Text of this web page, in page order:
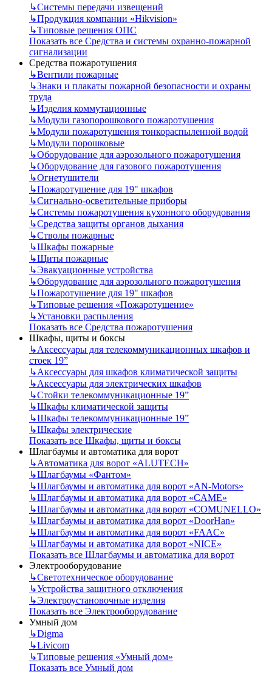
↳Системы передачи извещений
↳Продукция компании «Hikvision»
↳Типовые решения ОПС
Показать все Средства и системы охранно-пожарной
сигнализации
Средства пожаротушения
↳Вентили пожарные
↳Знаки и плакаты пожарной безопасности и охраны
труда
↳Изделия коммутационные
↳Модули газопорошкового пожаротушения
↳Модули пожаротушения тонкораспыленной водой
↳Модули порошковые
↳Оборудование для аэрозольного пожаротушения
↳Оборудование для газового пожаротушения
↳Огнетушители
↳Пожаротушение для 19" шкафов
↳Сигнально-осветительные приборы
↳Системы пожаротушения кухонного оборудования
↳Средства защиты органов дыхания
↳Стволы пожарные
↳Шкафы пожарные
↳Щиты пожарные
↳Эвакуационные устройства
↳Оборудование для аэрозольного пожаротушения
↳Пожаротушение для 19" шкафов
↳Типовые решения «Пожаротушение»
↳Установки распыления
Показать все Средства пожаротушения
Шкафы, щиты и боксы
↳Аксессуары для телекоммуникационных шкафов и
стоек 19”
↳Аксессуары для шкафов климатической защиты
↳Аксессуары для электрических шкафов
↳Стойки телекоммуникационные 19”
↳Шкафы климатической защиты
↳Шкафы телекоммуникационные 19”
↳Шкафы электрические
Показать все Шкафы, щиты и боксы
Шлагбаумы и автоматика для ворот
↳Автоматика для ворот «ALUTECH»
↳Шлагбаумы «Фантом»
↳Шлагбаумы и автоматика для ворот «AN-Motors»
↳Шлагбаумы и автоматика для ворот «CAME»
↳Шлагбаумы и автоматика для ворот «COMUNELLO»
↳Шлагбаумы и автоматика для ворот «DoorHan»
↳Шлагбаумы и автоматика для ворот «FAAC»
↳Шлагбаумы и автоматика для ворот «NICE»
Показать все Шлагбаумы и автоматика для ворот
Электрооборудование
↳Светотехническое оборудование
↳Устройства защитного отключения
↳Электроустановочные изделия
Показать все Электрооборудование
Умный дом
↳Digma
↳Livicom
↳Типовые решения «Умный дом»
Показать все Умный дом